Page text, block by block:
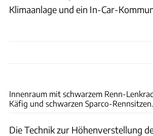
Klimaanlage und ein In-Car-
Innenraum mit schwarzem Renn-
Käfig und schwarzen Sparco-Rennsitzen.
Die Technik zur Höhenverstellung